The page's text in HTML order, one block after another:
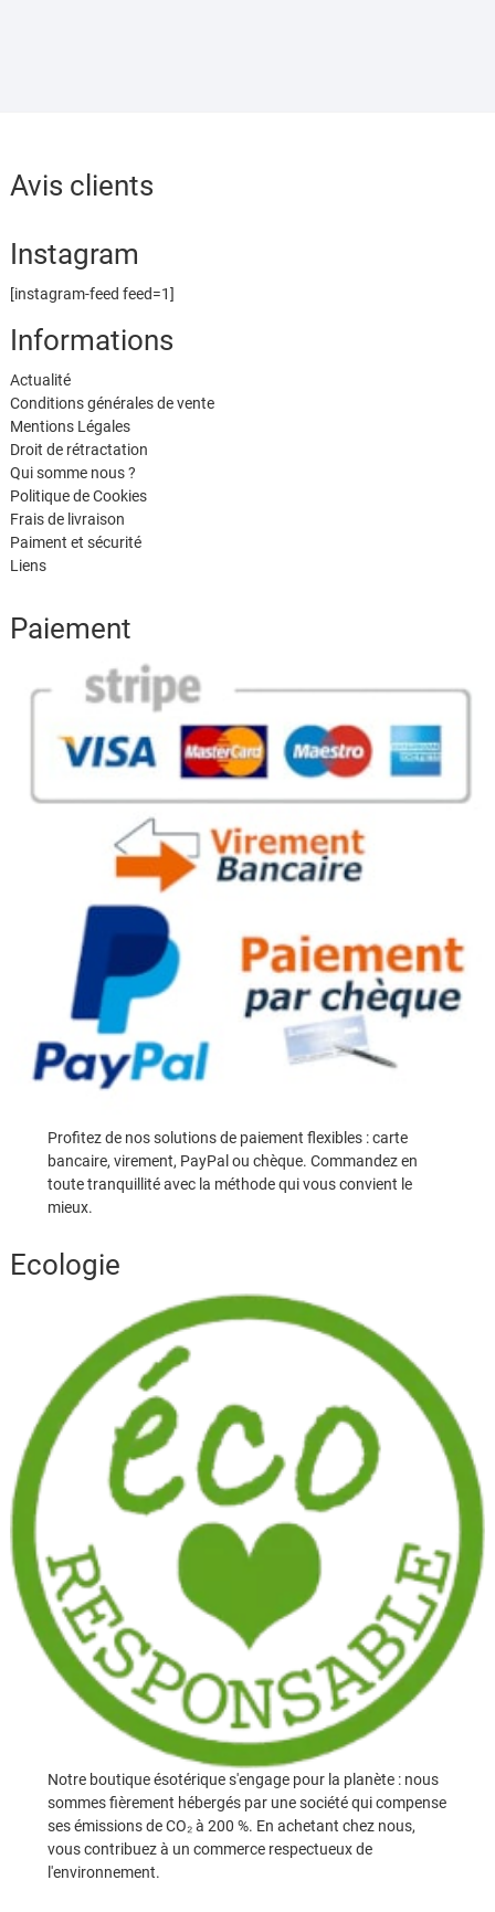
Avis clients
Instagram
[instagram-feed feed=1]
Informations
Actualité
Conditions générales de vente
Mentions Légales
Droit de rétractation
Qui somme nous ?
Politique de Cookies
Frais de livraison
Paiment et sécurité
Liens
Paiement
Profitez de nos solutions de paiement flexibles : carte
bancaire, virement, PayPal ou chèque. Commandez en
toute tranquillité avec la méthode qui vous convient le
mieux.
Ecologie
Notre boutique ésotérique s'engage pour la planète : nous
sommes fièrement hébergés par une société qui compense
ses émissions de CO₂ à 200 %. En achetant chez nous,
vous contribuez à un commerce respectueux de
l'environnement.